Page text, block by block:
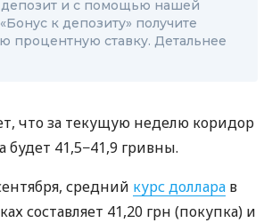
депозит и с помощью нашей
к депозиту» получите
процентную ставку. Детальнее
что за текущую неделю коридор
будет 41,5−41,9 гривны.
средний курс доллара в
составляет 41,20 грн (покупка) и